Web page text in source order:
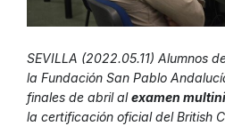
SEVILLA (2022.05.11) Alumnos
la Fundación San Pablo
finales de abril alexamen
la certificación oficial del British